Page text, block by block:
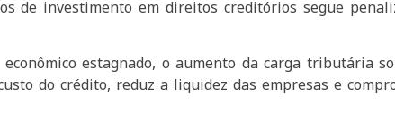
de investimento em direitos creditórios segue
estagnado, o aumento da carga tributária
do crédito, reduz a liquidez das empresas e